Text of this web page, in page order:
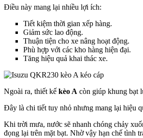
Điều này mang lại nhiều lợi ích:
Tiết kiệm thời gian xếp hàng.
Giảm sức lao động.
Thuận tiện cho xe nâng hoạt động.
Phù hợp với các kho hàng hiện đại.
Tăng hiệu quả khai thác xe.
Ngoài ra, thiết kế kèo A còn giúp khung bạt
Đây là chi tiết tuy nhỏ nhưng mang lại hiệu
Khi trời mưa, nước sẽ nhanh chóng chảy
đọng lại trên mặt bạt. Nhờ vậy hạn chế tình